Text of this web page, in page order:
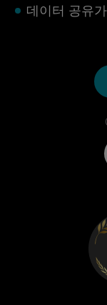
데이터 공유